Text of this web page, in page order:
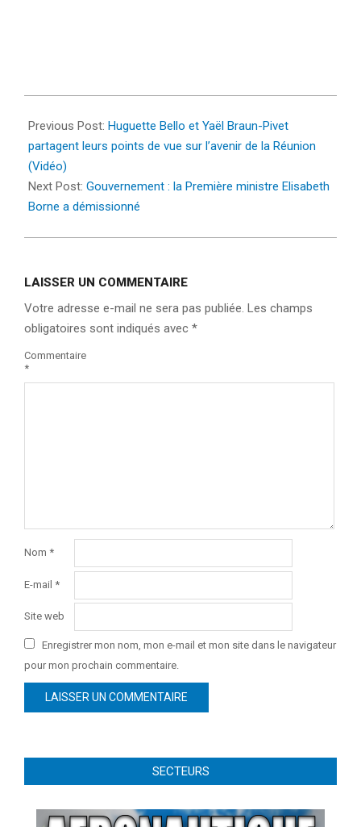
01-
09
Previous Post: Huguette Bello et Yaël Braun-Pivet
partagent leurs points de vue sur l’avenir de la Réunion
(Vidéo)
Next Post: Gouvernement : la Première ministre Elisabeth
Borne a démissionné
LAISSER UN COMMENTAIRE
Votre adresse e-mail ne sera pas publiée. Les champs
obligatoires sont indiqués avec *
Commentaire
*
Nom *
E-mail *
Site web
Enregistrer mon nom, mon e-mail et mon site dans le navigateur
pour mon prochain commentaire.
SECTEURS